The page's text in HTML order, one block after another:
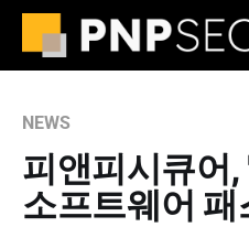
NEWS
피앤피시큐어
소프트웨어 패